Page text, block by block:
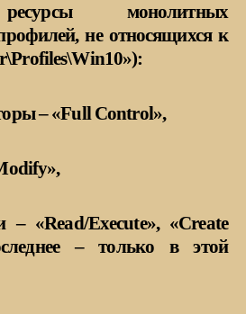
монолитных
не относящихся к
– «Full Control»,
– «Read/Execute», «Create
– только в этой